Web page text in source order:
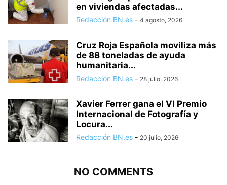
en viviendas afectadas...
Redacción BN.es - 4 agosto, 2026
Cruz Roja Española moviliza más
de 88 toneladas de ayuda
humanitaria...
Redacción BN.es - 28 julio, 2026
Xavier Ferrer gana el VI Premio
Internacional de Fotografía y
Locura...
Redacción BN.es - 20 julio, 2026
NO COMMENTS